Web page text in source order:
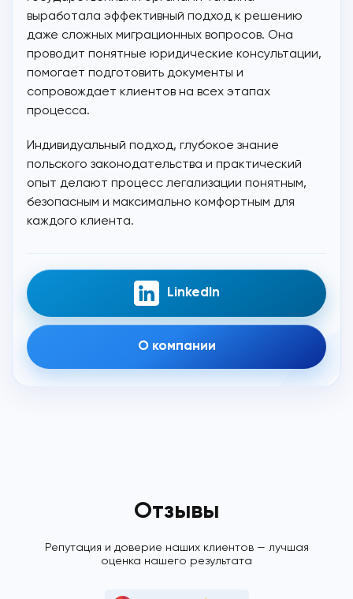
выработала эффективный подход к решению
даже сложных миграционных вопросов. Она
проводит понятные юридические консультации,
помогает подготовить документы и
сопровождает клиентов на всех этапах
процесса.
Индивидуальный подход, глубокое знание
польского законодательства и практический
опыт делают процесс легализации понятным,
безопасным и максимально комфортным для
каждого клиента.
LinkedIn
О компании
Отзывы
Репутация и доверие наших клиентов — лучшая
оценка нашего результата